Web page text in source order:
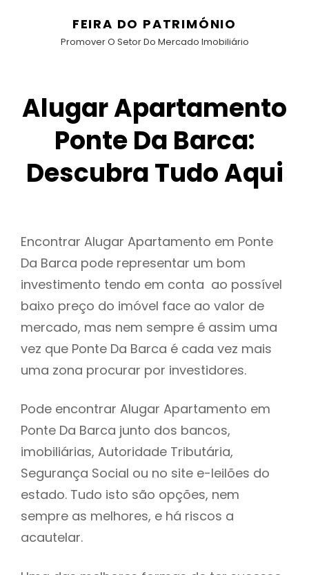
FEIRA DO PATRIMÓNIO
Promover O Setor Do Mercado Imobiliário
Alugar Apartamento
Ponte Da Barca:
Descubra Tudo Aqui
Encontrar Alugar Apartamento em Ponte
Da Barca pode representar um bom
investimento tendo em conta ao possível
baixo preço do imóvel face ao valor de
mercado, mas nem sempre é assim uma
vez que Ponte Da Barca é cada vez mais
uma zona procurar por investidores.
Pode encontrar Alugar Apartamento em
Ponte Da Barca junto dos bancos,
imobiliárias, Autoridade Tributária,
Segurança Social ou no site e-leilões do
estado. Tudo isto são opções, nem
sempre as melhores, e há riscos a
acautelar.